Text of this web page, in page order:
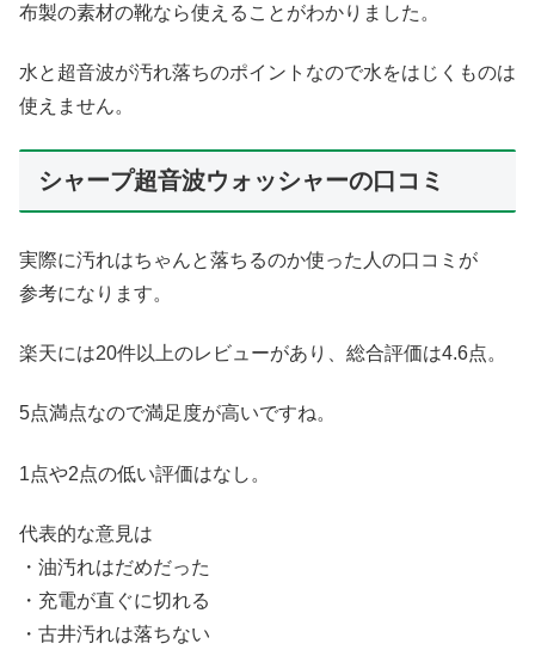
布製の素材の靴なら使えることがわかりました。
水と超音波が汚れ落ちのポイントなので水をはじくものは
使えません。
シャープ超音波ウォッシャーの口コミ
実際に汚れはちゃんと落ちるのか使った人の口コミが
参考になります。
楽天には20件以上のレビューがあり、総合評価は4.6点。
5点満点なので満足度が高いですね。
1点や2点の低い評価はなし。
代表的な意見は
・油汚れはだめだった
・充電が直ぐに切れる
・古井汚れは落ちない